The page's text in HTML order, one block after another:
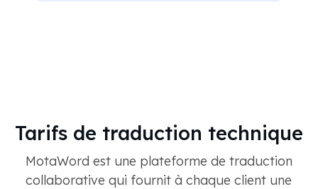
Tarifs de traduction technique
MotaWord est une plateforme de traduction
collaborative qui fournit à chaque client une